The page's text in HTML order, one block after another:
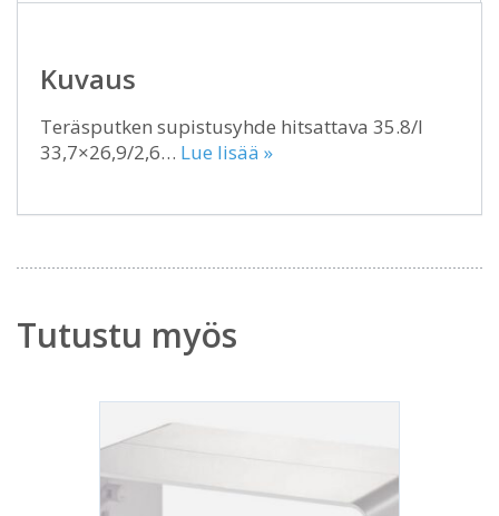
Kuvaus
Teräsputken supistusyhde hitsattava 35.8/I
33,7×26,9/2,6… Lue lisää »
Tutustu myös